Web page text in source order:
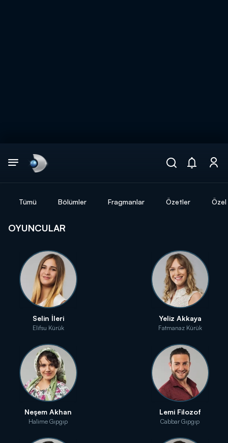
DİĞER SONUÇLAR
Tümü Bölümler Fragmanlar Özetler
OYUNCULAR
Selin İleri
Elifsu Kürük
Yeliz Akkaya
Fatmanaz Kürük
Neşem Akhan
Halime Gıpgıp
Lemi Filozof
Cabbar Gıpgıp